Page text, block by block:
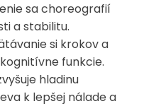
sa choreografií
a stabilitu.
si krokov a
funkcie.
hladinu
k lepšej nálade a